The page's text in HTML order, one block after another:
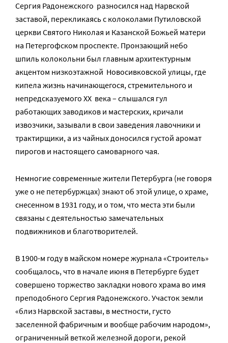
Сергия Радонежского разносился над Нарвской
заставой, перекликаясь с колоколами Путиловской
церкви Святого Николая и Казанской Божьей матери
на Петергофском проспекте. Пронзающий небо
шпиль колокольни был главным архитектурным
акцентом низкоэтажной Новосивковской улицы, где
кипела жизнь начинающегося, стремительного и
непредсказуемого XX века – слышался гул
работающих заводиков и мастерских, кричали
извозчики, зазывали в свои заведения лавочники и
трактирщики, а из чайных доносился густой аромат
пирогов и настоящего самоварного чая.
Немногие современные жители Петербурга (не говоря
уже о не петербуржцах) знают об этой улице, о храме,
снесенном в 1931 году, и о том, что места эти были
связаны с деятельностью замечательных
подвижников и благотворителей.
В 1900-м году в майском номере журнала «Строитель»
сообщалось, что в начале июня в Петербурге будет
совершено торжество закладки нового храма во имя
преподобного Сергия Радонежского. Участок земли
«близ Нарвской заставы, в местности, густо
заселенной фабричным и вообще рабочим народом»,
ограниченный веткой железной дороги, рекой